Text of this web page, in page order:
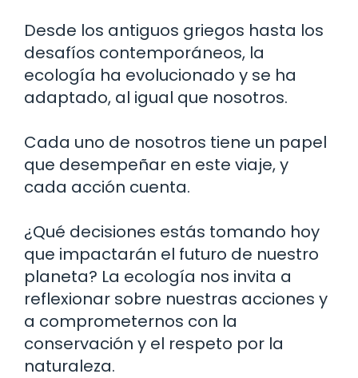
Desde los antiguos griegos hasta los
desafíos contemporáneos, la
ecología ha evolucionado y se ha
adaptado, al igual que nosotros.
Cada uno de nosotros tiene un papel
que desempeñar en este viaje, y
cada acción cuenta.
¿Qué decisiones estás tomando hoy
que impactarán el futuro de nuestro
planeta? La ecología nos invita a
reflexionar sobre nuestras acciones y
a comprometernos con la
conservación y el respeto por la
naturaleza.